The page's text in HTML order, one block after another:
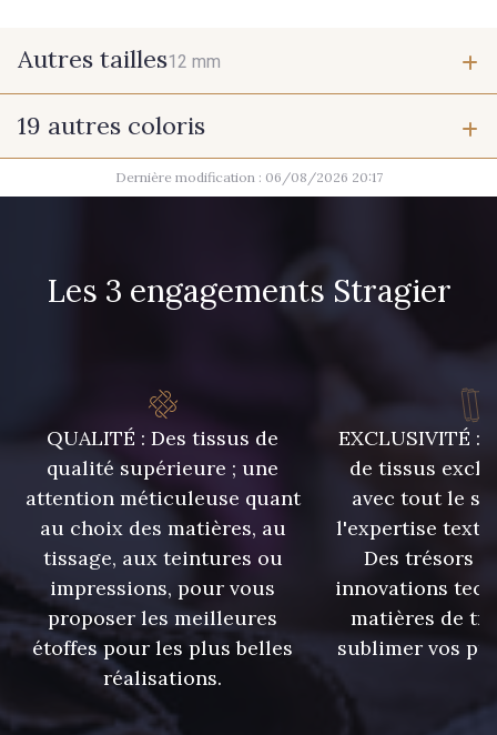
Autres tailles12 mm
12 mm
19 autres coloris
100 - Blanc 48 - Violet
42 - Vert Billard
27 - Rouge Rubis
14 - Orange 46 - Cobalt
25 - Sienna 58 - Mauve
56 - Kiwi
Dernière modification : 06/08/2026 20:17
Les 3 engagements Stragier
QUALITÉ : Des tissus de
qualité supérieure ; une
attention méticuleuse quant
au choix des matières, au
tissage, aux teintures ou
impressions, pour vous
proposer les meilleures
étoffes pour les plus belles
réalisations.
EXCLUSIVITÉ :
de tissus
avec tout le
l'expertise
Des trésors
innovations
matières de
sublimer vos